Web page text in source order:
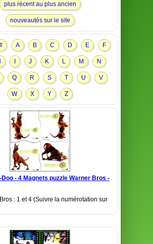
plus récent au plus ancien
nouveautés sur le site
A B C D E F
J K L M N
Q R S T U V
W X Y Z
- 4 Magnets puzzle Warner Bros -
: 1 et 4 (Suivre la numérotation sur